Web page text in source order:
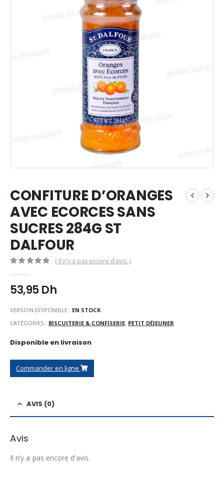
CONFITURE D’ORANGES
AVEC ECORCES SANS
SUCRES 284G ST
DALFOUR
( Il n’y a pas encore d’avis. )
53,95Dh
VERSION DISPONIBLE:: EN STOCK
CATÉGORIES : BISCUITERIE & CONFISERIE, PETIT DÉJEUNER
Disponible en livraison
Commander en ligne
AVIS (0)
Avis
Il n’y a pas encore d’avis.